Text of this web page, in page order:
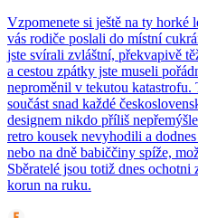
Vzpomenete si ještě na ty horké
vás rodiče poslali do místní
jste svírali zvláštní, překvapivě
a cestou zpátky jste museli
neproměnil v tekutou katastrofu.
součást snad každé
designem nikdo příliš
retro kousek nevyhodili a
nebo na dně babiččiny spíže,
Sběratelé jsou totiž dnes
korun na ruku.